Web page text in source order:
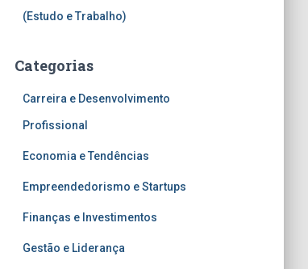
(Estudo e Trabalho)
Categorias
Carreira e Desenvolvimento
Profissional
Economia e Tendências
Empreendedorismo e Startups
Finanças e Investimentos
Gestão e Liderança